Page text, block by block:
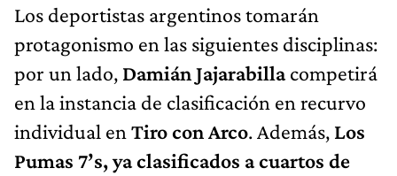
Los deportistas argentinos tomarán
protagonismo en las siguientes disciplinas:
por un lado, Damián Jajarabillacompetirá
en la instancia de clasificación en recurvo
individual en Tiro con Arco. Además, Los
Pumas 7’s, ya clasificados a cuartos de